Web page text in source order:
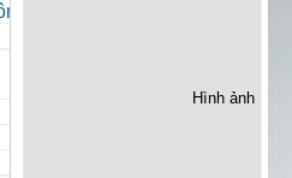
Hình ảnh